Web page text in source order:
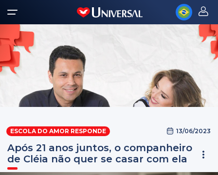
ESCOLA DO AMOR RESPONDE 13/06/2023
Após 21 anos juntos, o companheiro
de Cléia não quer se casar com ela